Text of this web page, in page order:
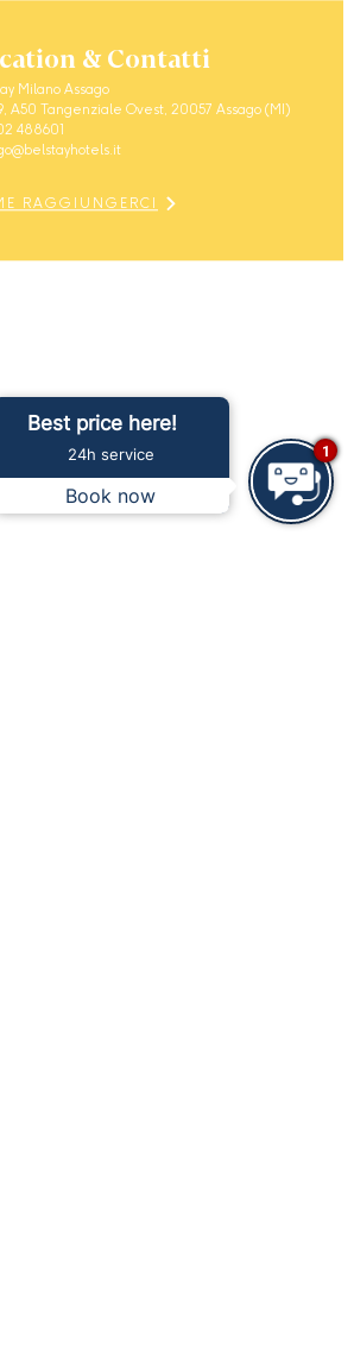
& Contatti
Milano Assago
A50 Tangenziale Ovest, 20057 Assago (MI)
488601
RAGGIUNGERCI
Best price here!
24h service
Book now
1